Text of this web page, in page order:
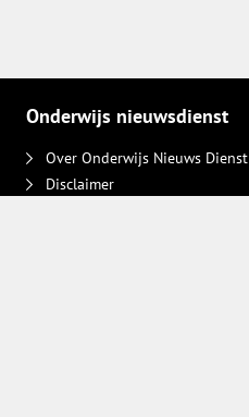
Onderwijs nieuwsdienst
Over Onderwijs Nieuws Dienst
Disclaimer